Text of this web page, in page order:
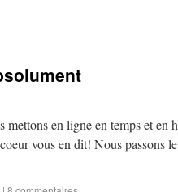
en ligne en temps et en
vous en dit! Nous passons